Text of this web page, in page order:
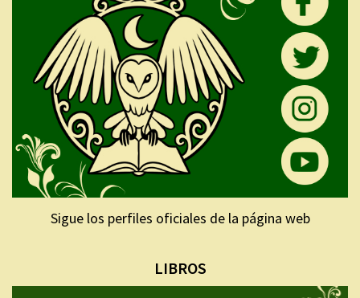
Sigue los perfiles oficiales de la página web
LIBROS